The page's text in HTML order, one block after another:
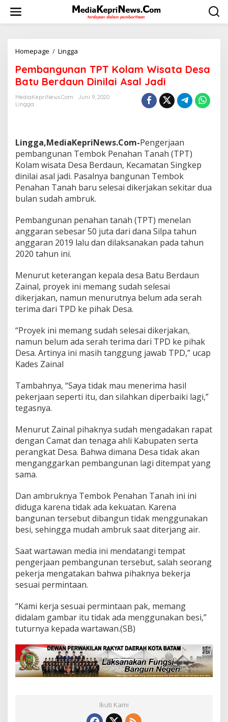
w
Homepage / Lingga
m
b
a
n
n
T
P
T
K
o
l
m
W
i
s
a
D
e
s
a
a
t
u
B
d
a
u
i
n
i
a
s
a
l
J
a
i
Pembangunan TPT Kolam Wisata Desa
Batu Berdaun Dinilai Asal Jadi
MediaKepriNews.com
Juni 9, 2020
Lingga
Lingga,MediaKepriNews.Com-Pengerjaan
pembangunan Tembok Penahan Tanah (TPT)
Kolam wisata Desa Berdaun, Kecamatan Singkep
dinilai asal jadi. Pasalnya bangunan Tembok
Penahan Tanah baru selesai dikerjakan sekitar dua
bulan sudah ambruk.
Pembangunan penahan tanah (TPT) menelan
anggaran sebesar 50 juta dari dana Silpa tahun
anggaran 2019 lalu dan dilaksanakan pada tahun
2020 tahun ini.
Menurut keterangan kepala desa Batu Berdaun
Zainal, proyek ini memang sudah selesai
dikerjakan, namun menurutnya belum ada serah
terima dari TPD ke pihak Desa.
“Proyek ini memang sudah selesai dikerjakan,
namun belum ada serah terima dari TPD ke pihak
Desa. Artinya ini masih tanggung jawab TPD,” ucap
Kades Zainal
Tambahnya, “Saya tidak mau menerima hasil
pekerjaan seperti itu, dan silahkan diperbaiki lagi,”
tegasnya.
Menurut Zainal pihaknya sudah mengadakan rapat
dengan Camat dan tenaga ahli Kabupaten serta
perangkat Desa. Bahwa dimana Desa tidak akan
menganggarkan pembangunan lagi ditempat yang
sama.
Dan ambruknya Tembok Penahan Tanah ini ini
diduga karena tidak ada kekuatan. Karena
bangunan tersebut dibangun tidak menggunakan
besi, sehingga mudah ambruk saat diterjang air.
Saat wartawan media ini mendatangi tempat
pengerjaan pembangunan tersebut, salah seorang
pekerja mengatakan bahwa pihaknya bekerja
sesuai permintaan.
“Kami kerja sesuai permintaan pak, memang
didalam gambar itu tidak ada menggunakan besi,”
tuturnya kepada wartawan.(SB)
Ikuti Kami